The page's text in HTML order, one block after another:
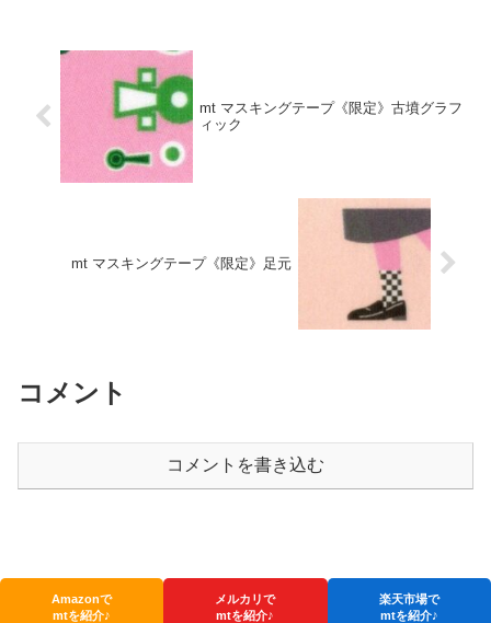
mt マスキングテープ《限定》古墳グラフ
ィック
mt マスキングテープ《限定》足元
コメント
コメントを書き込む
Amazonで
mtを紹介♪
メルカリで
mtを紹介♪
楽天市場で
mtを紹介♪